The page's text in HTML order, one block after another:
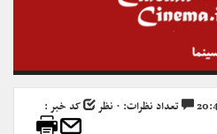
تعداد نظرات: ۰ نظر
کد خبر :